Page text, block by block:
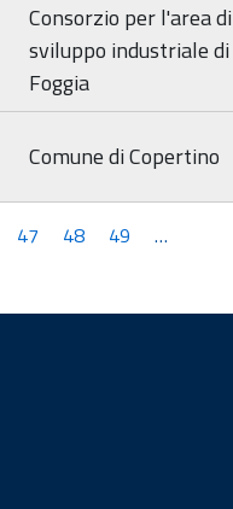
Consorzio per l'area di
sviluppo industriale di
Foggia
Comune di Copertino
47 48 49 …